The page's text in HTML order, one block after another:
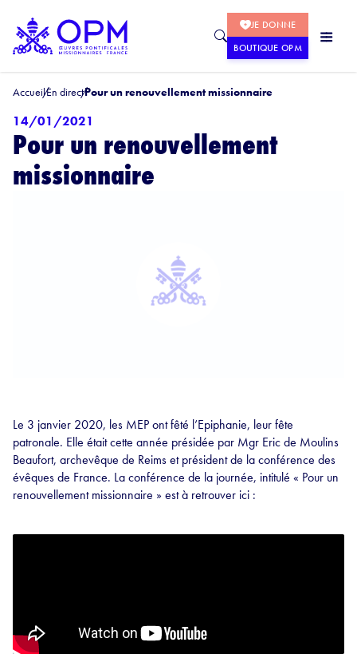
JE DONNE
BOUTIQUE OPM
AccueilEn directPour un renouvellement missionnaire
14/01/2021
Pour un renouvellement
missionnaire
Le 3 janvier 2020, les MEP ont fêté l’Epiphanie, leur fête
patronale. Elle était cette année présidée par Mgr Eric de Moulins
Beaufort, archevêque de Reims et président de la conférence des
évêques de France. La conférence de la journée, intitulé « Pour un
renouvellement missionnaire » est à retrouver ici :